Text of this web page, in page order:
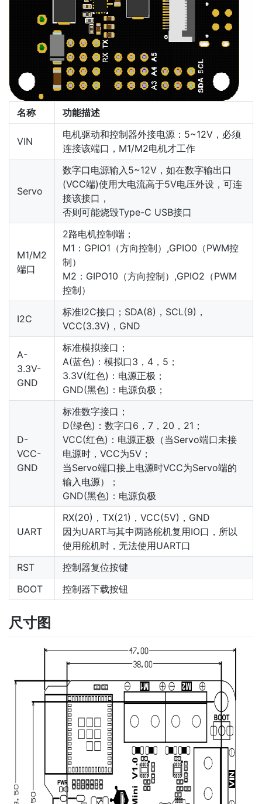
名称 功能描述
VIN
电机驱动和控制器外接电源：5~12V，必须
连接该端口，M1/M2电机才工作
Servo
数字口电源输入5~12V，如在数字输出口
(VCC端)使用大电流高于5V电压外设，可连
接该接口，
否则可能烧毁Type-C USB接口
M1/M2
端口
2路电机控制端；
M1：GPIO1（方向控制）,GPIO0（PWM控
制）
M2：GIPO10（方向控制）,GPIO2（PWM
控制）
I2C
标准I2C接口；SDA(8)，SCL(9)，
VCC(3.3V)，GND
A-
3.3V-
GND
标准模拟接口；
A(蓝色)：模拟口3，4，5；
3.3V(红色)：电源正极；
GND(黑色)：电源负极；
D-
VCC-
GND
标准数字接口；
D(绿色)：数字口6，7，20，21；
VCC(红色)：电源正极（当Servo端口未接
电源时，VCC为5V；
当Servo端口接上电源时VCC为Servo端的
输入电源）；
GND(黑色)：电源负极
UART
RX(20)，TX(21)，VCC(5V)，GND
因为UART与其中两路舵机复用IO口，所以
使用舵机时，无法使用UART口
RST
控制器复位按键
BOOT
控制器下载按钮
尺寸图